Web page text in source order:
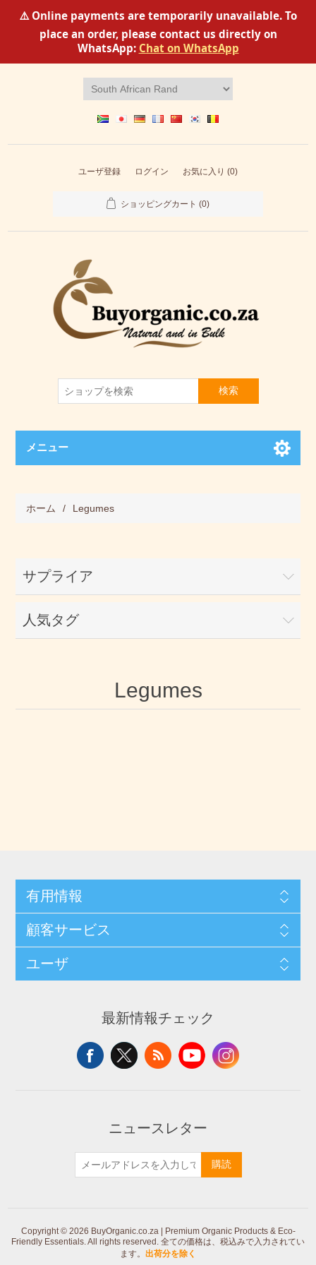
⚠️ Online payments are temporarily unavailable. To
place an order, please contact us directly on
WhatsApp: Chat on WhatsApp
ユーザ登録 ログイン お気に入り (0)
ショッピングカート (0)
検索
メニュー
ホーム / Legumes
サプライア
人気タグ
Legumes
有用情報
顧客サービス
ユーザ
最新情報チェック
ニュースレター
購読
Copyright © 2026 BuyOrganic.co.za | Premium Organic Products & Eco-
Friendly Essentials. All rights reserved. 全ての価格は、税込みで入力されてい
ます。 出荷分を除く